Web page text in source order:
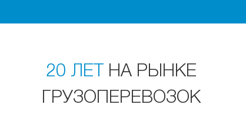
20 ЛЕТ
НА РЫНКЕ
ГРУЗОПЕРЕВОЗОК